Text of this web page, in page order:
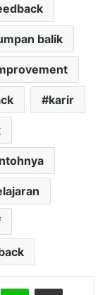
balik
karir
Telegram